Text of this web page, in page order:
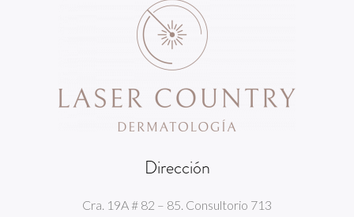
Dirección
Cra. 19A # 82 – 85. Consultorio 713